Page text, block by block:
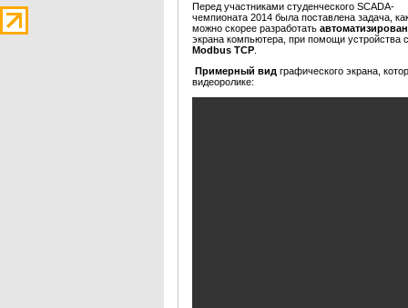
Перед участниками студенческого SCADA-
чемпионата 2014 была поставлена задача,
можно скорее разработать
экрана компьютера, при помощи устройства
Modbus TCP
Примерный вид графического экрана,
видеоролике: